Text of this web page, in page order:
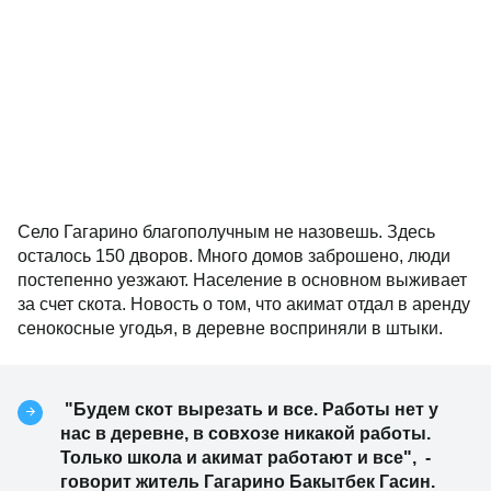
Село Гагарино благополучным не назовешь. Здесь
осталось 150 дворов. Много домов заброшено, люди
постепенно уезжают. Население в основном выживает
за счет скота. Новость о том, что акимат отдал в аренду
сенокосные угодья, в деревне восприняли в штыки.
"Будем скот вырезать и все. Работы нет у
нас в деревне, в совхозе никакой работы.
Только школа и акимат работают и все", -
говорит житель Гагарино Бакытбек Гасин.